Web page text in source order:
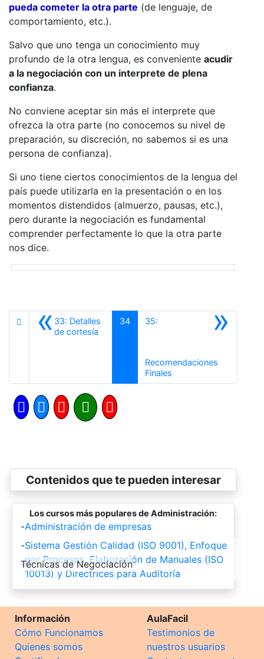
pueda cometer la otra parte (de lenguaje, de
comportamiento, etc.).
Salvo que uno tenga un conocimiento muy
profundo de la otra lengua, es conveniente acudir
a la negociación con un interprete de plena
confianza.
No conviene aceptar sin más el interprete que
ofrezca la otra parte (no conocemos su nivel de
preparación, su discreción, no sabemos si es una
persona de confianza).
Si uno tiene ciertos conocimientos de la lengua del
país puede utilizarla en la presentación o en los
momentos distendidos (almuerzo, pausas, etc.),
pero durante la negociación es fundamental
comprender perfectamente lo que la otra parte
nos dice.
«33: Detalles
de cortesía
34 »
35:
Recomendaciones
Finales
Contenidos que te pueden interesar
Los cursos más populares de Administración:
-Administración de empresas
-Sistema Gestión Calidad (ISO 9001), Enfoque
por Procesos, Elaboración de Manuales (ISO
10013) y Directrices para Auditoría
-
Técnicas de Negociación
Información
Cómo Funcionamos
Quienes somos
AulaFacil
Testimonios de
nuestros usuarios